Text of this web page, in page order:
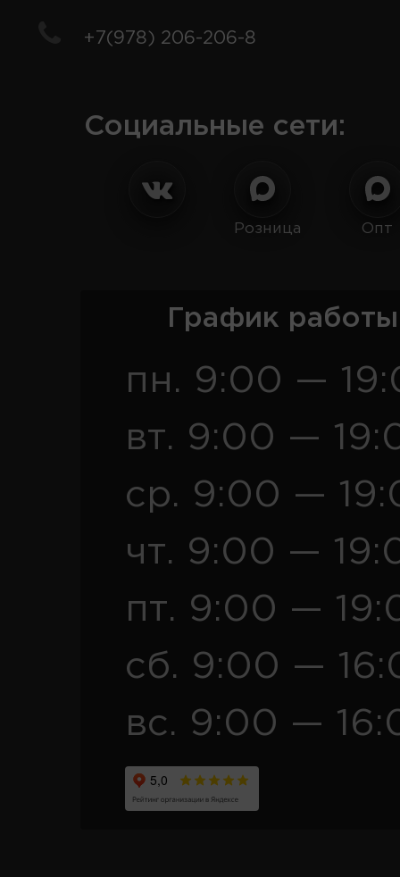
+7(978) 206-206-8
Социальные сети:
Розница Опт
График
пн. 9:00 —
вт. 9:00 —
ср. 9:00 —
чт. 9:00 —
пт. 9:00 —
сб. 9:00 —
вс. 9:00 —